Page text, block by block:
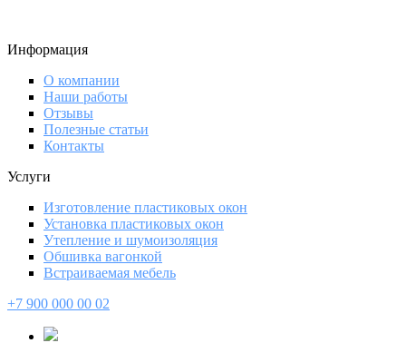
Информация
О компании
Наши работы
Отзывы
Полезные статьи
Контакты
Услуги
Изготовление пластиковых окон
Установка пластиковых окон
Утепление и шумоизоляция
Обшивка вагонкой
Встраиваемая мебель
+7 900 000 00 02